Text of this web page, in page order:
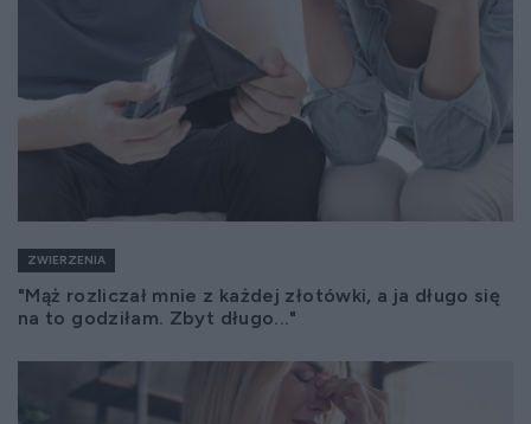
ZWIERZENIA
"Mąż rozliczał mnie z każdej złotówki, a ja długo się
na to godziłam. Zbyt długo..."